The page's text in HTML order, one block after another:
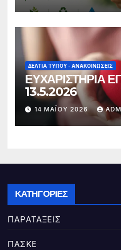
ΔΕΛΤΊΑ ΤΎΠΟΥ - ΑΝΑΚΟΙΝΏΣΕΙΣ
ΕΥΧΑΡΙΣΤΗΡΙΑ
13.5.2026
14 ΜΑΪ́ΟΥ 2026
ΚΑΤΗΓΟΡΊΕΣ
ΠΑΡΑΤΑΞΕΙΣ
ΠΑΣΚΕ